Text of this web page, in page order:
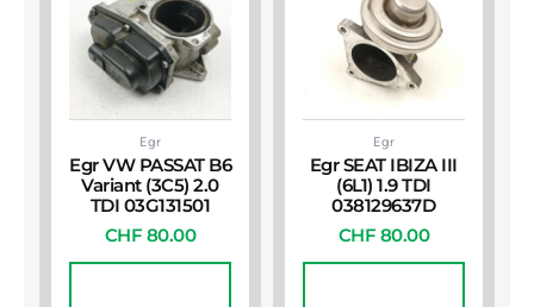
Egr
Egr VW PASSAT B6
Variant (3C5) 2.0
TDI 03G131501
CHF 80.00
Egr
Egr SEAT IBIZA III
(6L1) 1.9 TDI
038129637D
CHF 80.00